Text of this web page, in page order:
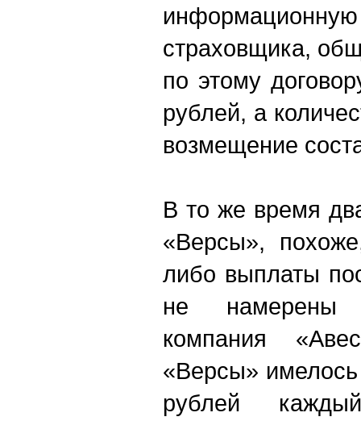
страховщика,
по этому
рублей, а
возмещение
В то же время
«Версы»,
либо выплаты
не намерены
компания
«Версы»
рублей